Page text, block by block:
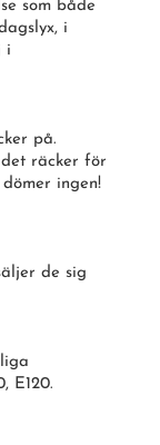
som både
i
i
på.
räcker för
ingen!
de sig
E120.